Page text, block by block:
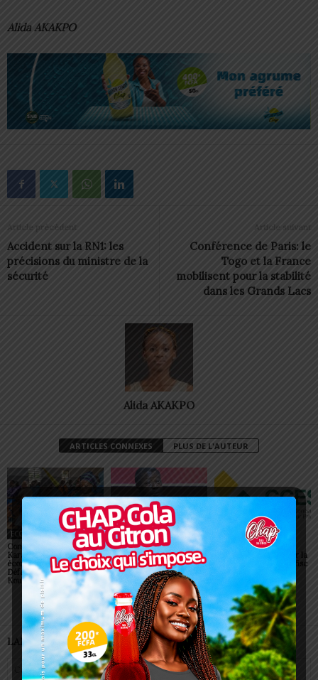
Alida AKAKPO
Article précédent
Accident sur la RN1: les
précisions du ministre de la
sécurité
Article suivant
Conférence de Paris: le
Togo et la France
mobilisent pour la stabilité
dans les Grands Lacs
Alida AKAKPO
ARTICLES CONNEXES PLUS DE L'AUTEUR
ECONOMIE
Concertation fiscale à
Kara : les acteurs
économiques mobilisés à
Défalé après Guérin-
Kouka et Kétao
ECONOMIE
Togo/ BIASHARA AFRIKA
2026: Faure Gnassingbé
sonne la fin des simples
discours
ECONOMIE
CR-CESP Kara : une
tournée pour renforcer la
collaboration entre le fisc
et les entreprises
LAISSER UN COMMENTAIRE